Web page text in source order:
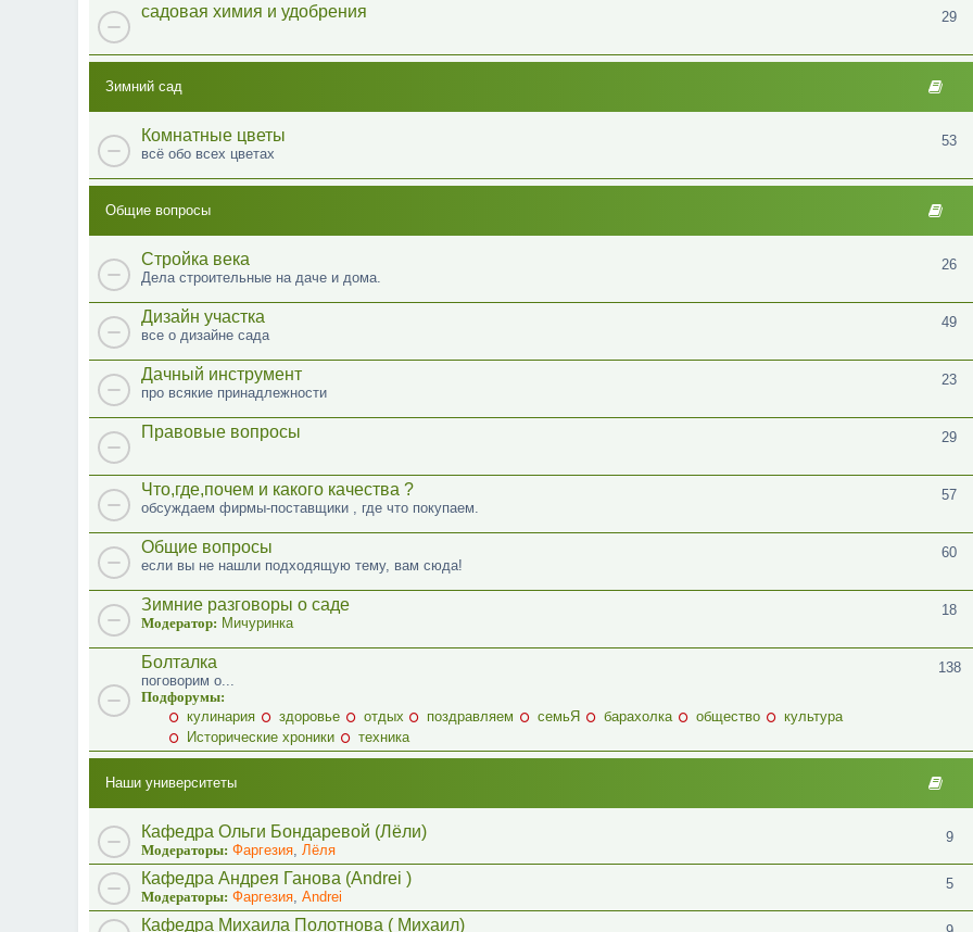
садовая химия и удобрения 29
Зимний сад
Комнатные цветы
всё обо всех цветах
53
Общие вопросы
Стройка века
Дела строительные на даче и дома.
26
Дизайн участка
все о дизайне сада
49
Дачный инструмент
про всякие принадлежности
23
Правовые вопросы 29
Что,где,почем и какого качества ?
обсуждаем фирмы-поставщики , где что покупаем.
57
Общие вопросы
если вы не нашли подходящую тему, вам сюда!
60
Зимние разговоры о саде
Модератор: Мичуринка
18
Болталка
поговорим о...
Подфорумы:
кулинария
здоровье отдых поздравляем семьЯ барахолка общество
культура
Исторические хроники
техника
138
Наши университеты
Кафедра Ольги Бондаревой (Лёли)
Модераторы: Фаргезия Лёля
9
Кафедра Андрея Ганова (Andrei )
Модераторы: Фаргезия Andrei
5
Кафедра Михаила Полотнова ( Михаил)